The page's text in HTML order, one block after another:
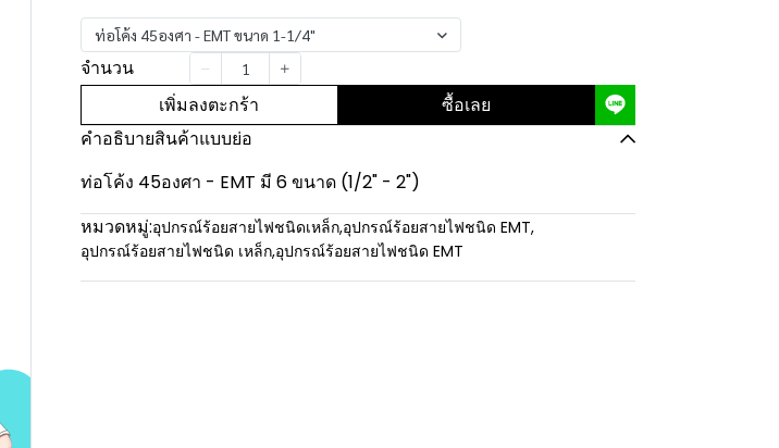
ท่อโค้ง 45องศา - EMT ขนาด 1-1/4"
จำนวน
เพิ่มลงตะกร้า ซื้อเลย
คำอธิบายสินค้าแบบย่อ
ท่อโค้ง 45องศา - EMT มี 6 ขนาด (1/2" - 2")
หมวดหมู่:อุปกรณ์ร้อยสายไฟชนิดเหล็ก,อุปกรณ์ร้อยสายไฟชนิด EMT,
อุปกรณ์ร้อยสายไฟชนิด เหล็ก,อุปกรณ์ร้อยสายไฟชนิด EMT